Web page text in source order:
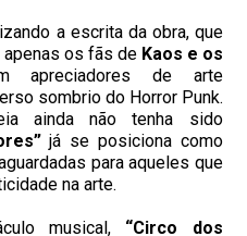
a escrita da obra, que
os fãs de Kaos e os
apreciadores de arte
sombrio do Horror Punk.
ainda não tenha sido
já se posiciona como
para aqueles que
na arte.
musical, “Circo dos